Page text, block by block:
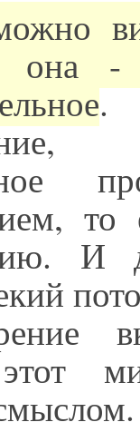
она
.
И
этот